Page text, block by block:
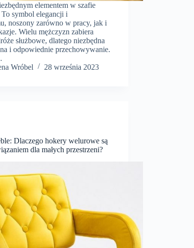
elementem w szafie
To symbol elegancji i
noszony zarówno w pracy, jak i
Wielu mężczyzn zabiera
służbowe, dlatego niezbędna
i odpowiednie przechowywanie.
Wróbel
28 września 2023
Dlaczego hokery welurowe są
dla małych przestrzeni?